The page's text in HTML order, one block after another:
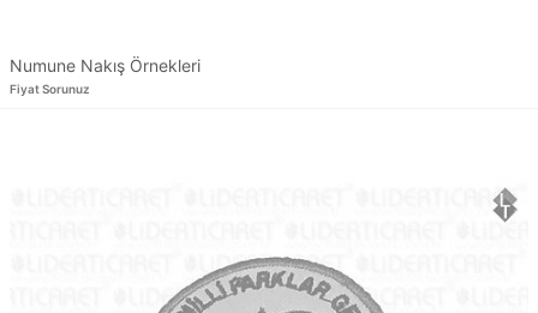
Numune Nakış Örnekleri
Fiyat Sorunuz